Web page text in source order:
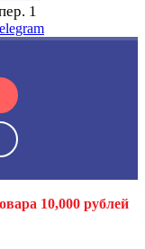
1
10,000 рублей